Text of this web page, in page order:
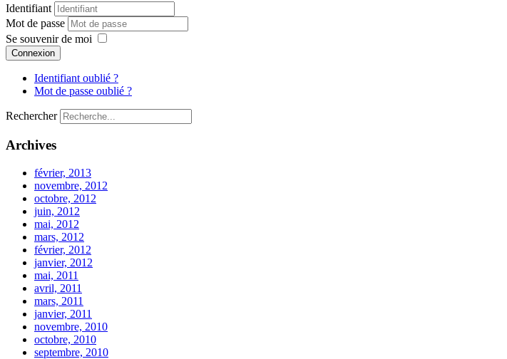
Identifiant
Mot de passe
Se souvenir de moi
Connexion
Identifiant oublié ?
Mot de passe oublié ?
Rechercher
Archives
février, 2013
novembre, 2012
octobre, 2012
juin, 2012
mai, 2012
mars, 2012
février, 2012
janvier, 2012
mai, 2011
avril, 2011
mars, 2011
janvier, 2011
novembre, 2010
octobre, 2010
septembre, 2010